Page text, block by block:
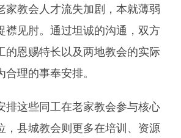
家教会人才流失加剧，本就薄弱
襟见肘。通过坦诚的沟通，双方
的恩赐特长以及两地教会的实际
理的事奉安排。
排这些同工在老家教会参与核心
，县城教会则更多在培训、资源